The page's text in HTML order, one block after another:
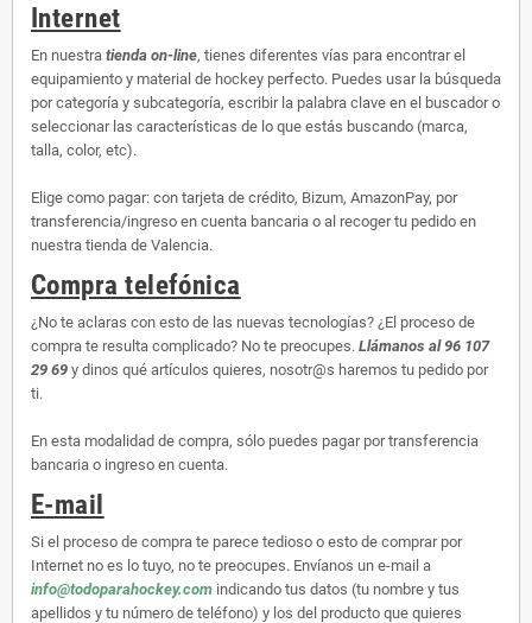
Internet
En nuestra tienda on-line, tienes diferentes vías para encontrar el
equipamiento y material de hockey perfecto. Puedes usar la búsqueda
por categoría y subcategoría, escribir la palabra clave en el buscador o
seleccionar las características de lo que estás buscando (marca,
talla, color, etc).
Elige como pagar: con tarjeta de crédito, Bizum, AmazonPay, por
transferencia/ingreso en cuenta bancaria o al recoger tu pedido en
nuestra tienda de Valencia.
Compra telefónica
¿No te aclaras con esto de las nuevas tecnologías? ¿El proceso de
compra te resulta complicado? No te preocupes. Llámanos al 96 107
29 69 y dinos qué artículos quieres, nosotr@s haremos tu pedido por
ti.
En esta modalidad de compra, sólo puedes pagar por transferencia
bancaria o ingreso en cuenta.
E-mail
Si el proceso de compra te parece tedioso o esto de comprar por
Internet no es lo tuyo, no te preocupes. Envíanos un e-mail a
info@todoparahockey.com indicando tus datos (tu nombre y tus
apellidos y tu número de teléfono) y los del producto que quieres